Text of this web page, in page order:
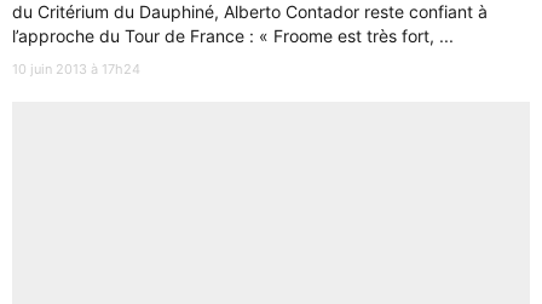
du Critérium du Dauphiné, Alberto Contador reste confiant à
l’approche du Tour de France : « Froome est très fort, ...
10 juin 2013 à 17h24